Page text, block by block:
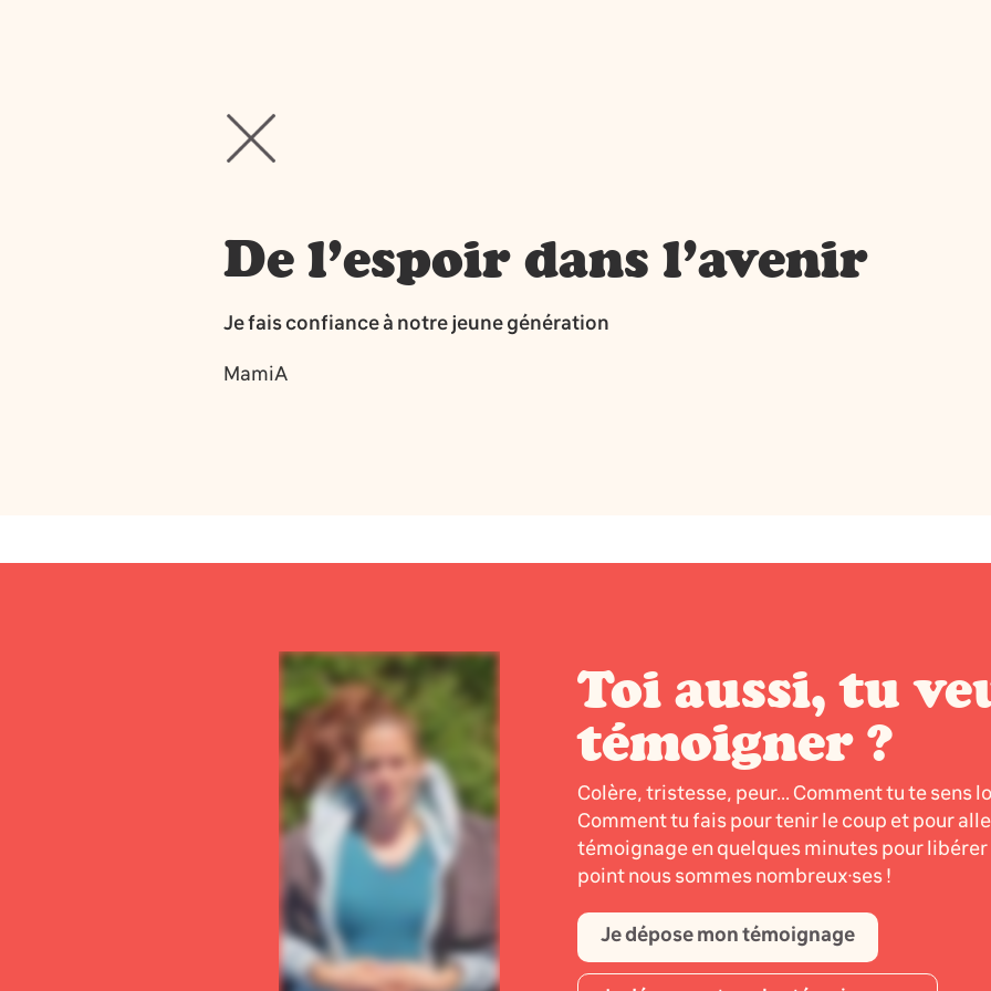
De l’espoir dans l’avenir
Je fais confiance à notre jeune génération
MamiA
Toi aussi, tu
témoigner ?
Colère, tristesse, peur... Comment tu te sens
Comment tu fais pour tenir le coup et pour
témoignage en quelques minutes pour
point nous sommes nombreux·ses !
Je dépose mon témoignage